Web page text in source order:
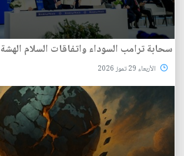
سحابة ترامب السوداء واتفاقات السلام الهشة
الأربعاء 29 تموز 2026